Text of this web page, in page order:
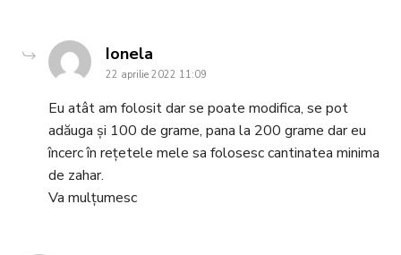
Ionela
22 aprilie 2022 11:09
Eu atât am folosit dar se poate modifica, se pot
adăuga și 100 de grame, pana la 200 grame dar eu
încerc în rețetele mele sa folosesc cantinatea minima
de zahar.
Va mulțumesc